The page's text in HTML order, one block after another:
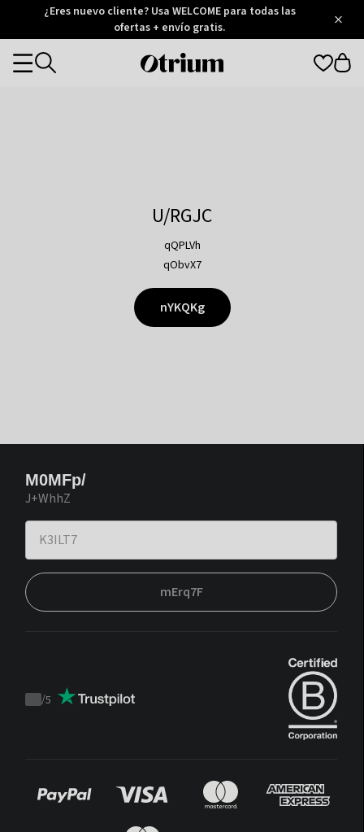
Otrium
Trustpilot
¿Eres nuevo cliente? Usa WELCOME para todas las
ofertas + envío gratis.
Otrium
Categories
U/RGJC
qQPLVh
qObvX7
nYKQKg
M0MFp/
J+WhhZ
mErq7F
Trustpilot
/5